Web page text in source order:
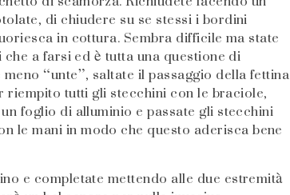
di chiudere su se stessi i bordini
in cottura. Sembra difficile ma state
a farsi ed è tutta una questione di
“unte”, saltate il passaggio della fettina
tutti gli stecchini con le braciole,
foglio di alluminio e passate gli stecchini
le mani in modo che questo aderisca bene
e completate mettendo alle due estremità